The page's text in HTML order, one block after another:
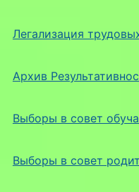
Легализация
Архив
Выборы в совет
Выборы в совет